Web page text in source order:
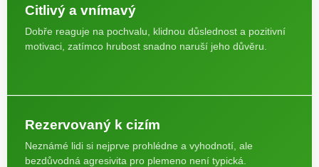
Citlivý a vnímavý
Dobře reaguje na pochvalu, klidnou důslednost a pozitivní
motivaci, zatímco hrubost snadno naruší jeho důvěru.
Rezervovaný k cizím
Neznámé lidi si nejprve prohlédne a vyhodnotí, ale
bezdůvodná agresivita pro plemeno není typická.